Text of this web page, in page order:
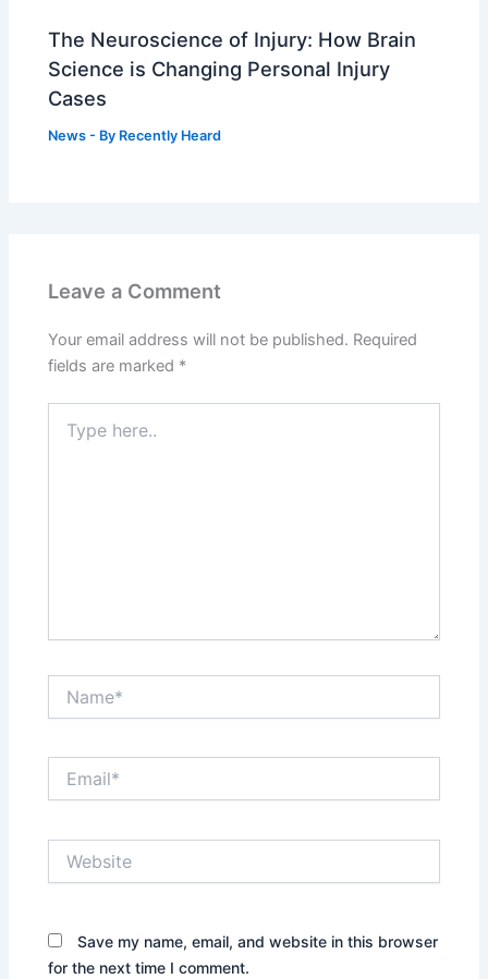
The Neuroscience of Injury: How Brain
Science is Changing Personal Injury
Cases
News - By Recently Heard
Leave a Comment
Your email address will not be published. Required
fields are marked *
here..
Save my name, email, and website in this browser
for the next time I comment.